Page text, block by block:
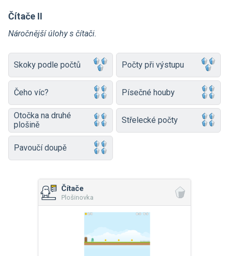
Čítače II
Náročnější úlohy s čítači.
Skoky podle počtů Počty při výstupu
Čeho víc? Písečné houby
Otočka na druhé
plošině
Střelecké počty
Pavoučí doupě
Čítače
Plošinovka